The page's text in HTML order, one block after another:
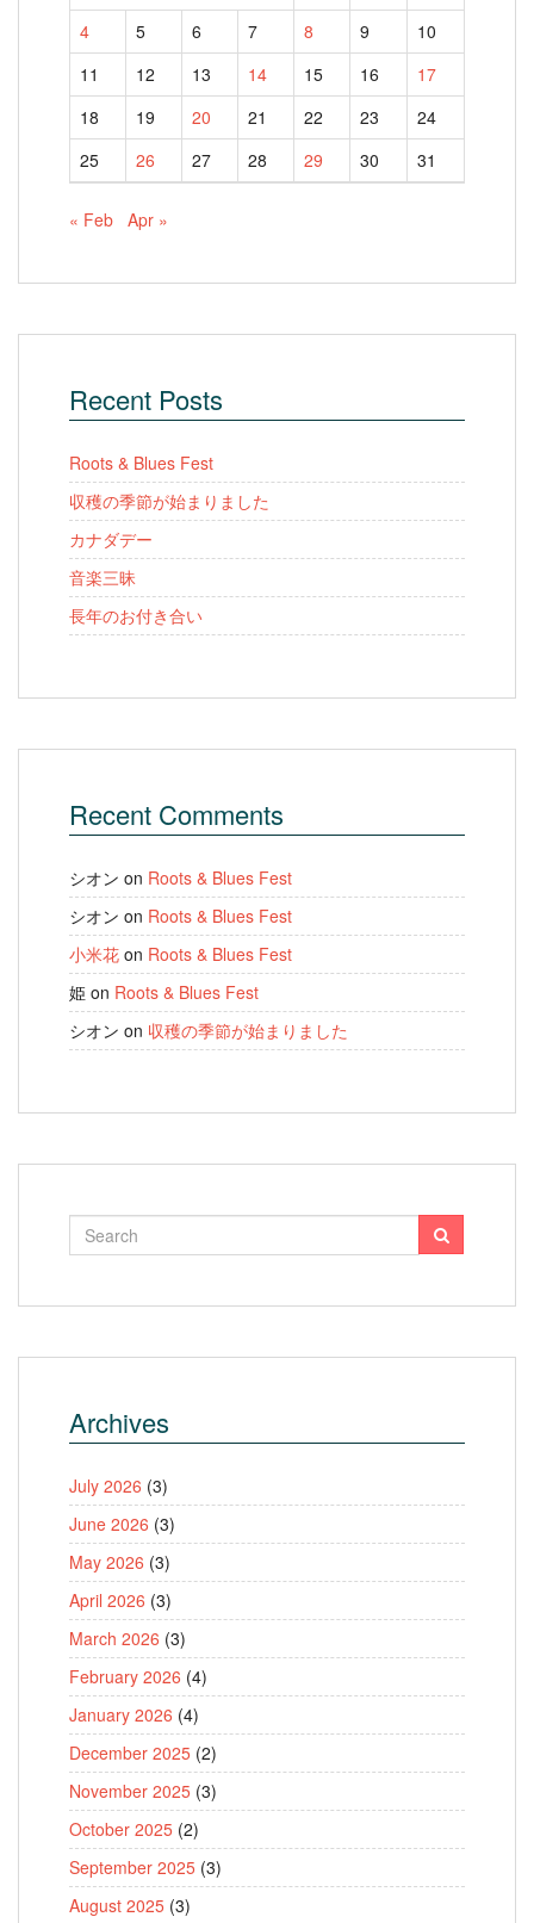
4
5 6 7 8 9
10
11
12 13 14 15 16
17
18
19 20 21 22 23
24
25
26 27 28 29 30 31
« Feb Apr »
Recent Posts
Roots & Blues Fest
収穫の季節が始まりました
カナダデー
音楽三昧
長年のお付き合い
Recent Comments
シオン on Roots & Blues Fest
シオン on Roots & Blues Fest
小米花 on Roots & Blues Fest
姫 on Roots & Blues Fest
シオン on 収穫の季節が始まりました
Archives
July 2026 (3)
June 2026 (3)
May 2026 (3)
April 2026 (3)
March 2026 (3)
February 2026 (4)
January 2026 (4)
December 2025 (2)
November 2025 (3)
October 2025 (2)
September 2025 (3)
August 2025 (3)